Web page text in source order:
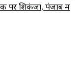
पर शिकंजा, पंजाब में